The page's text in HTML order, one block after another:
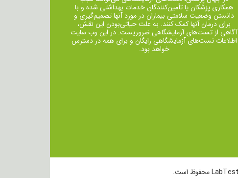
همکاری پزشکان یا تأمین‌کنندگان خدمات بهداشتی شده و با
دانستن وضعیت سلامتی بیماران در مورد آنها تصمیم‌گیری و
برای درمان ‌آنها کمک کنند. به علت حیاتی‌بودن این نقش،
آگاهی از تست‌های آزمایشگاهی ضروریست. در این وب سایت
اطلاعات تست‌های آزمایشگاهی رایگان و برای همه در دسترس
خواهد بود.